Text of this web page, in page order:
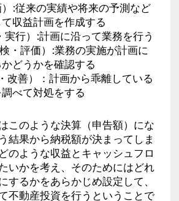
:従来の実績や将来の予測など
収益計画を作成する
実行）:計画に沿って業務を行う
・評価）:業務の実施が計画に
どうかを確認する
改善）：計画から乖離している
べて対処をする
このような決算（申告額）にな
結果から納税額が決まってしま
のような収益とキャッシュフロ
いかを考え、そのためにはどれ
するかをあらかじめ設定して、
不動産投資を行うということで